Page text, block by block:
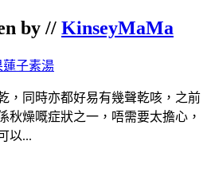
by // KinseyMaMa
，同時亦都好易有幾聲乾咳，之前
秋燥嘅症狀之一，唔需要太擔心，
以...